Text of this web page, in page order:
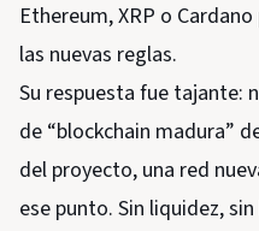
Ethereum, XRP o
las nuevas reglas.
Su respuesta fue tajante:
de “blockchain madura”
del proyecto, una red
ese punto. Sin liquidez,